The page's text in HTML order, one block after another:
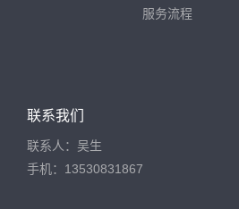
服务流程
联系我们
联系人：吴生
手机：13530831867